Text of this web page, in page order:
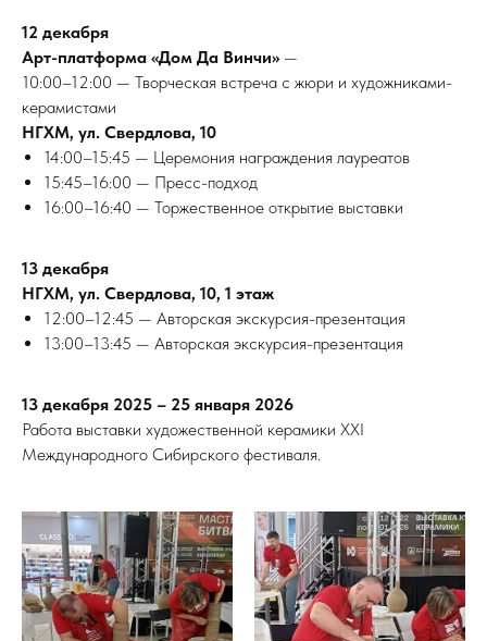
12 декабря
Арт-платформа «Дом Да Винчи» —
10:00–12:00 — Творческая встреча с жюри и художниками-
керамистами
НГХМ, ул. Свердлова, 10
14:00–15:45 — Церемония награждения лауреатов
15:45–16:00 — Пресс-подход
16:00–16:40 — Торжественное открытие выставки
13 декабря
НГХМ, ул. Свердлова, 10, 1 этаж
12:00–12:45 — Авторская экскурсия-презентация
13:00–13:45 — Авторская экскурсия-презентация
13 декабря 2025 – 25 января 2026
Работа выставки художественной керамики XXI
Международного Сибирского фестиваля.